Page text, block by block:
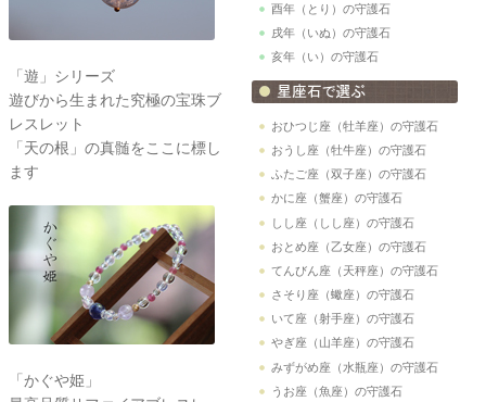
「遊」シリーズ
遊びから生まれた究極の宝珠ブ
レスレット
「天の根」の真髄をここに標し
ます
「かぐや姫」
酉年（とり）の守護石
戌年（いぬ）の守護石
亥年（い）の守護石
おひつじ座（牡羊座）の守護石
おうし座（牡牛座）の守護石
ふたご座（双子座）の守護石
かに座（蟹座）の守護石
しし座（しし座）の守護石
おとめ座（乙女座）の守護石
てんびん座（天秤座）の守護石
さそり座（蠍座）の守護石
いて座（射手座）の守護石
やぎ座（山羊座）の守護石
みずがめ座（水瓶座）の守護石
うお座（魚座）の守護石